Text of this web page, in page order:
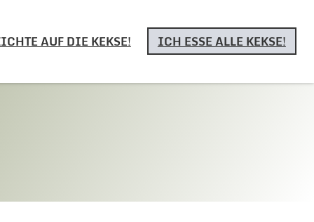
AUF DIE KEKSE! ICH ESSE ALLE KEKSE!